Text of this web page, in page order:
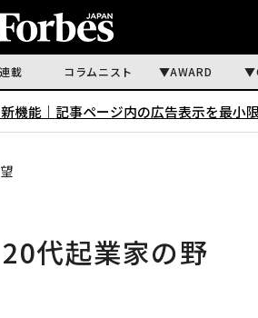
連載 コラムニスト AWARD
機能｜ 記事ページ内の広告表示を最小
代起業家の野